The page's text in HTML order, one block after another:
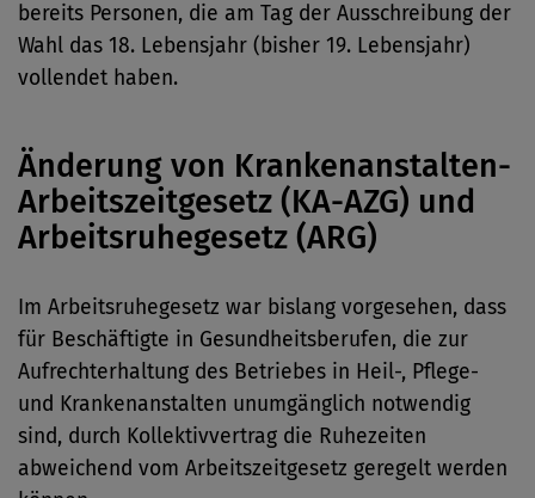
bereits Personen, die am Tag der Ausschreibung der
Wahl das 18. Lebensjahr (bisher 19. Lebensjahr)
vollendet haben.
Änderung von Krankenanstalten-
Arbeitszeitgesetz (KA-AZG) und
Arbeitsruhegesetz (ARG)
Im Arbeitsruhegesetz war bislang vorgesehen, dass
für Beschäftigte in Gesundheitsberufen, die zur
Aufrechterhaltung des Betriebes in Heil-, Pflege-
und Krankenanstalten unumgänglich notwendig
sind, durch Kollektivvertrag die Ruhezeiten
abweichend vom Arbeitszeitgesetz geregelt werden